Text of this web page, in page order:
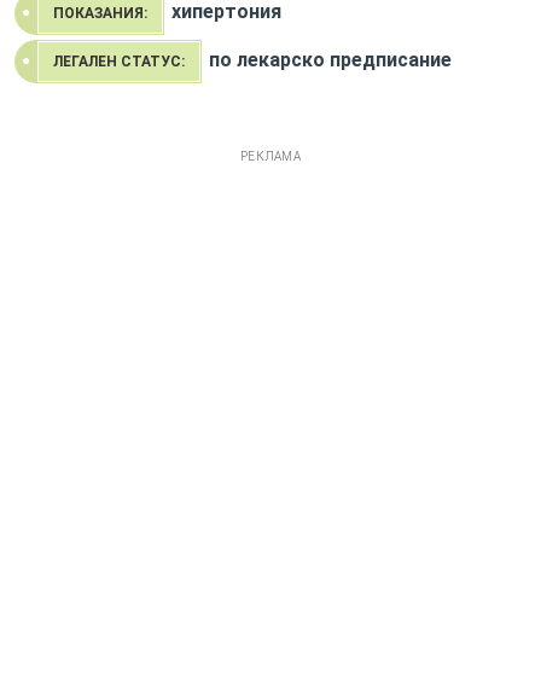
ПОКАЗАНИЯ: хипертония
ЛЕГАЛЕН СТАТУС: по лекарско предписание
РЕКЛАМА